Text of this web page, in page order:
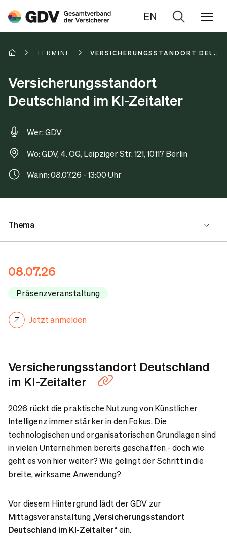
EN
Zur
TERMINE VERSICHERUNGSSTANDORT
Versicherungsstandort
Deutschland im KI-Zeitalter
Wer: GDV
Wo: GDV, 4. OG, Leipziger Str. 121, 10117 Berlin
Wann: 08.07.26 - 13:00 Uhr
Thema
Speaker
Ansprechpartner
08.07.26
Präsenzveranstaltung
Jetzt anmelden
Versicherungsstandort Deutschland
im KI-Zeitalter
2026 rückt die praktische Nutzung von Künstlicher
Intelligenz immer stärker in den Fokus. Die
technologischen und organisatorischen Grundlagen sind
in vielen Unternehmen bereits geschaffen - doch wie
geht es von hier weiter? Wie gelingt der Schritt in die
breite, wirksame Anwendung?
Vor diesem Hintergrund lädt der GDV zur
Mittagsveranstaltung„Versicherungsstandort
Deutschland im KI-Zeitalter“ein.